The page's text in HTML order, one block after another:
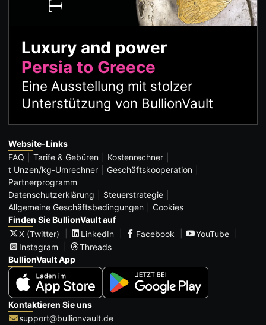
Luxury and power
Persia to Greece
Eine Ausstellung mit stolzer
Unterstützung von BullionVault
Website-Links
FAQ
Tarife & Gebüren
Kostenrechner
t Unzen/kg-Umrechner
Geschäftskooperation
Partnerprogramm
Datenschutzerklärung
Steuerstrategie
Allgemeine Geschäftsbedingungen
Cookies
Finden Sie BullionVault auf
X (Twitter)
LinkedIn Facebook
YouTube
Instagram
Threads
BullionVault App
Kontaktieren Sie uns
support@bullionvault.de